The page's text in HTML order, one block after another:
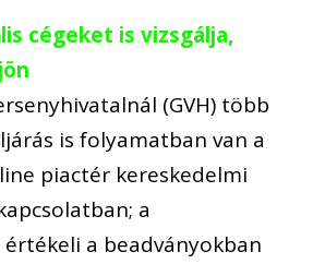
cégeket is vizsgálja,
(GVH) több
is folyamatban van a
piactér kereskedelmi
a
a beadványokban